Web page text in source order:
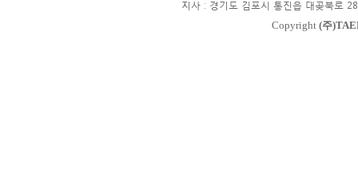
지사 : 경기도 김포시 통진읍 대곶북로
Copyright(주